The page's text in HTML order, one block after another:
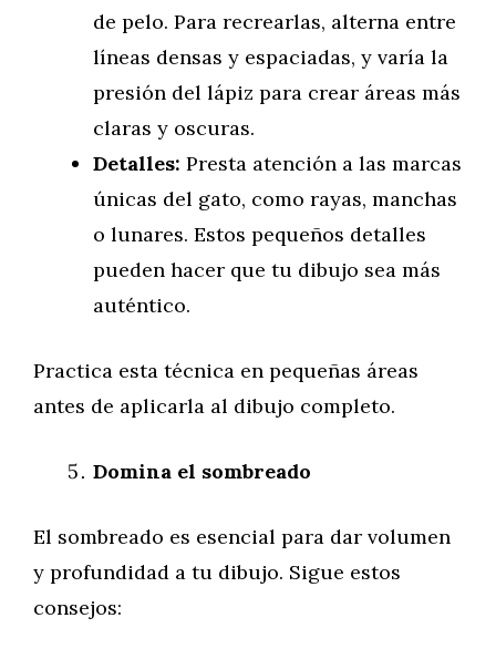
de pelo. Para recrearlas, alterna entre
líneas densas y espaciadas, y varía la
presión del lápiz para crear áreas más
claras y oscuras.
Detalles: Presta atención a las marcas
únicas del gato, como rayas, manchas
o lunares. Estos pequeños detalles
pueden hacer que tu dibujo sea más
auténtico.
Practica esta técnica en pequeñas áreas
antes de aplicarla al dibujo completo.
Domina el sombreado
El sombreado es esencial para dar volumen
y profundidad a tu dibujo. Sigue estos
consejos: